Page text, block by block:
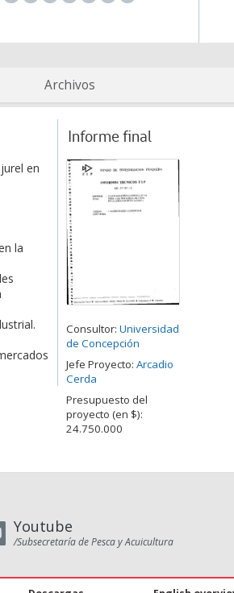
Archivos
en
la
Informe final
Consultor: Universidad
de Concepción
Jefe Proyecto: Arcadio
Cerda
Presupuesto del
proyecto (en $):
24.750.000
Youtube
/Subsecretaría de Pesca y Acuicultura